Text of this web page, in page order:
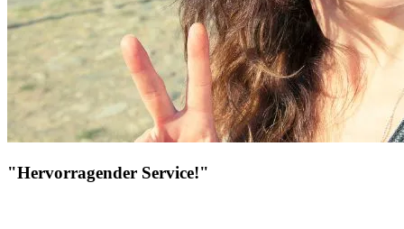
"Hervorragender Service!"